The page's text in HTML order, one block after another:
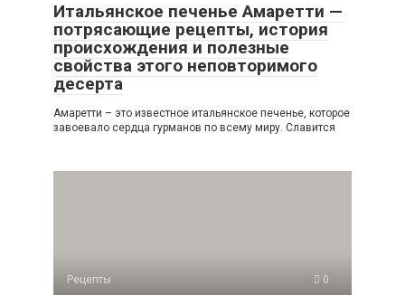
Итальянское печенье Амаретти —
потрясающие рецепты, история
происхождения и полезные
свойства этого неповторимого
десерта
Амаретти – это известное итальянское печенье, которое
завоевало сердца гурманов по всему миру. Славится
Рецепты 0